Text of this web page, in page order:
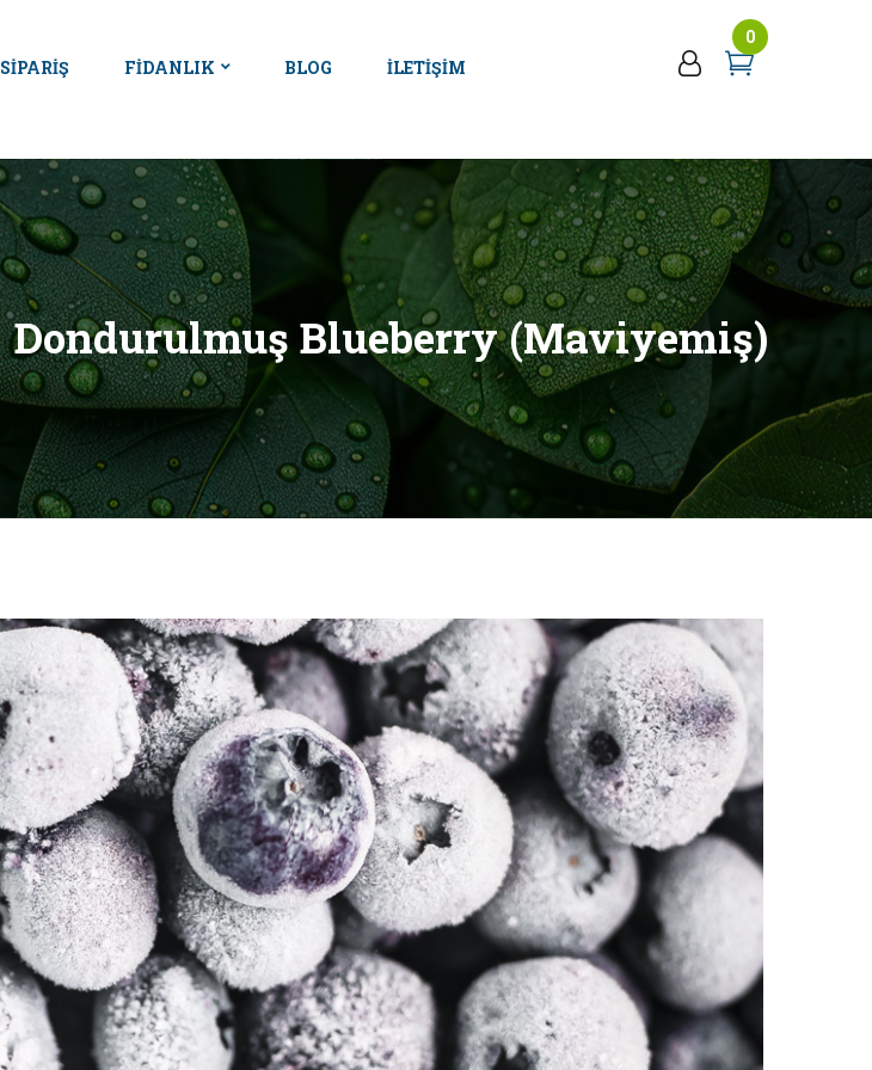
SIPARIŞ FİDANLIK BLOG İLETIŞIM
0
Dondurulmuş Blueberry (Maviyemiş)